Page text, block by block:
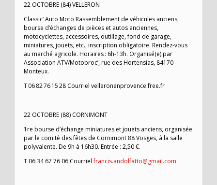
22 OCTOBRE (84) VELLERON
Classic’ Auto Moto Rassemblement de véhicules anciens,
bourse d’échanges de pièces et autos anciennes,
motocyclettes, accessoires, outillage, fond de garage,
miniatures, jouets, etc., inscription obligatoire. Rendez-vous
au marché agricole. Horaires : 6h-13h. Organisé(e) par
Association ATV/Motobroc’, rue des Hortensias, 84170
Monteux.
T 06 82 76 15 28 Courriel velleronenprovence.free.fr
22 OCTOBRE (88) CORNIMONT
1re bourse d’échange miniatures et jouets anciens, organisée
par le comité des fêtes de Cornimont 88 Vosges, à la salle
polyvalente. De 9h à 16h30. Entrée : 2,50 €.
T 06 34 67 76 06 Courrielfrancis.andolfatto@gmail.com